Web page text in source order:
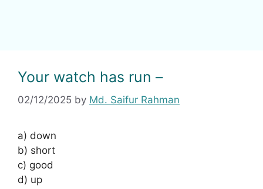
Your watch has run –
02/12/2025 by Md. Saifur Rahman
a) down
b) short
c) good
d) up